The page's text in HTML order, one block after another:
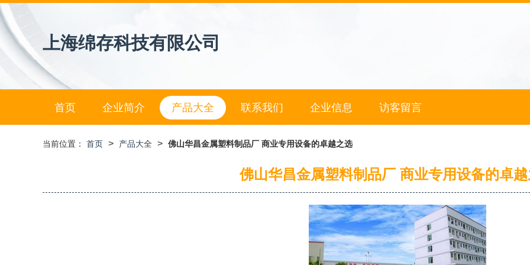
上海绵存科技有限公司
首页 企业简介 产品大全 联系我们 企业信息 访客留言
当前位置： 首页 > 产品大全 > 佛山华昌金属塑料制品厂 商业专用设备的卓越之选
佛山华昌金属塑料制品厂 商业专用设备的卓